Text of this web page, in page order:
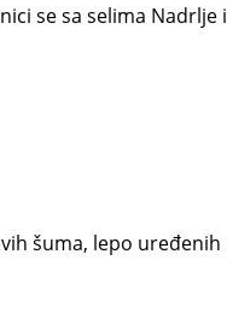
se sa selima Nadrlje i
šuma, lepo uređenih